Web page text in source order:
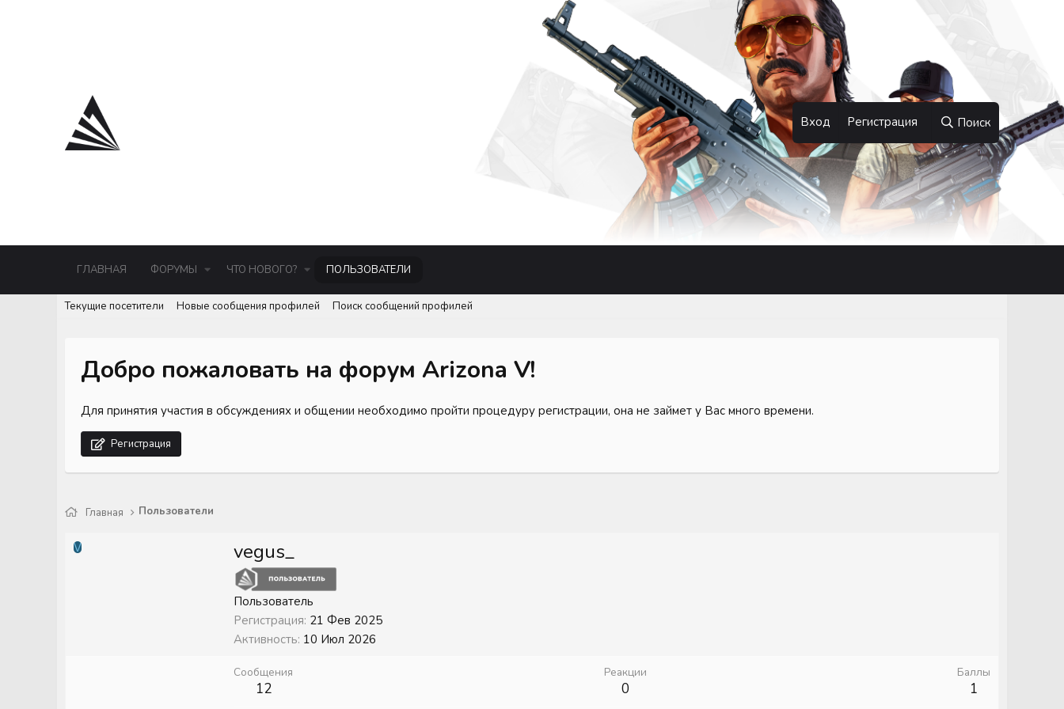
Вход Регистрация Поиск
ГЛАВНАЯ ФОРУМЫ ЧТО НОВОГО? ПОЛЬЗОВАТЕЛИ
Текущие посетители Новые сообщения профилей Поиск сообщений профилей
Добро пожаловать на форум Arizona V!
Для принятия участия в обсуждениях и общении необходимо пройти процедуру регистрации, она не займет у Вас много времени.
Регистрация
Главная Пользователи
V vegus_
Пользователь
Регистрация 21 Фев 2025
Активность 10 Июл 2026
Сообщения
12
Реакции
0
Баллы
1